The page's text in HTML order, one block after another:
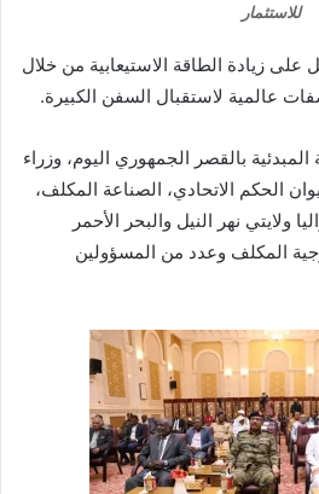
للاستثمار
على زيادة الطاقة الاستيعابية من خلال
عالمية لاستقبال السفن الكبيرة.
بالقصر الجمهوري اليوم، وزراء
الحكم الاتحادي، الصناعة المكلف،
ولايتي نهر النيل والبحر الأحمر
المكلف وعدد من المسؤولين